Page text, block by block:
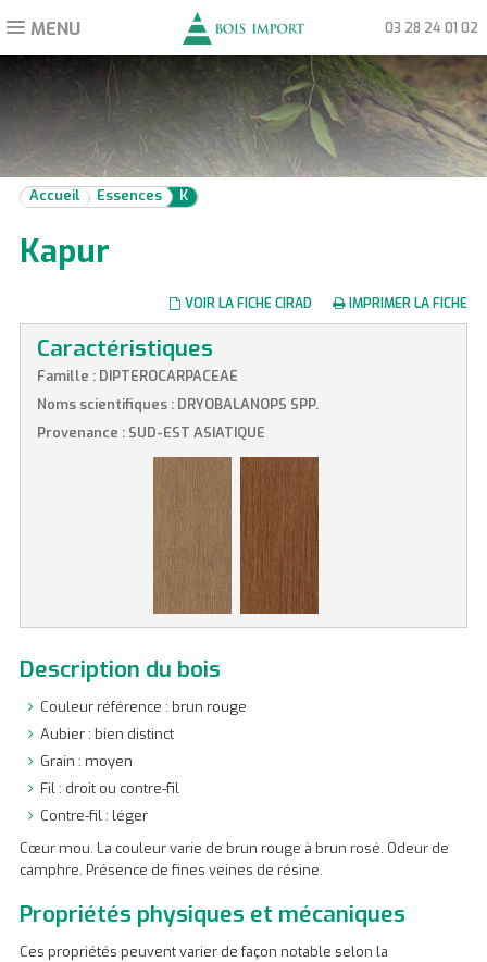
Toggle
MENU 03 28 24 01 02
Accueil Essences K
Kapur
VOIR LA FICHE CIRAD IMPRIMER LA FICHE
Caractéristiques
Famille : DIPTEROCARPACEAE
Noms scientifiques : DRYOBALANOPS SPP.
Provenance : SUD-EST ASIATIQUE
Description du bois
Couleur référence : brun rouge
Aubier : bien distinct
Grain : moyen
Fil : droit ou contre-fil
Contre-fil : léger
Cœur mou. La couleur varie de brun rouge à brun rosé. Odeur de
camphre. Présence de fines veines de résine.
Propriétés physiques et mécaniques
Ces propriétés peuvent varier de façon notable selon la